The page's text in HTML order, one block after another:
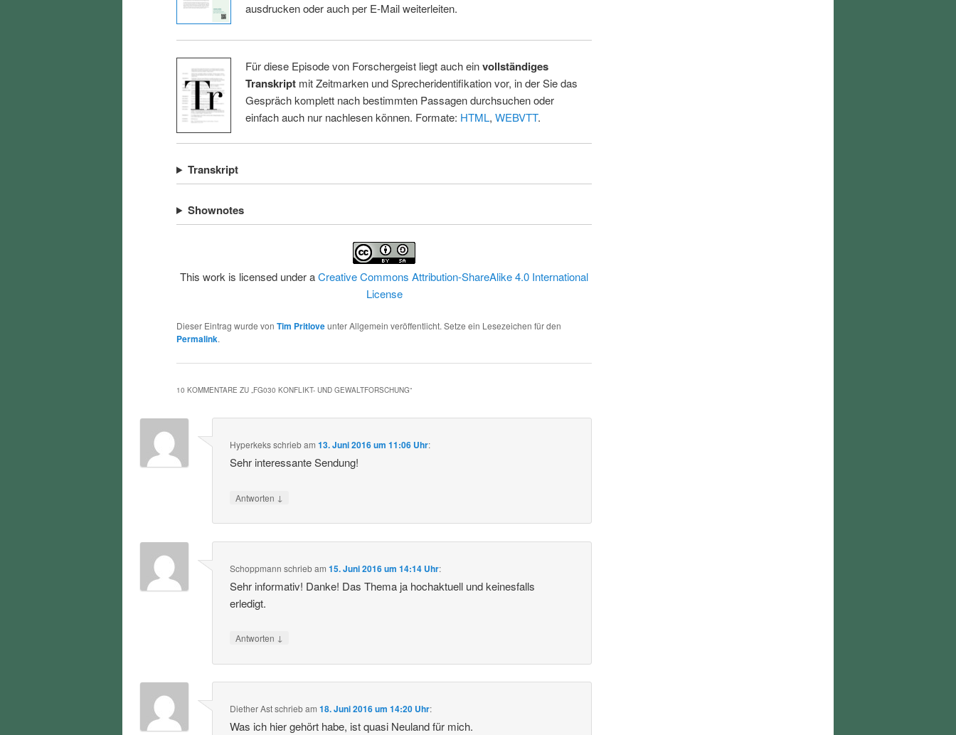
ausdrucken oder auch per E-Mail weiterleiten.
Für diese Episode von Forschergeist liegt auch einvollständiges
Transkriptmit Zeitmarken und Sprecheridentifikation vor, in der Sie das
Gespräch komplett nach bestimmten Passagen durchsuchen oder
einfach auch nur nachlesen können. Formate: HTML, WEBVTT.
Transkript
Shownotes
This work is licensed under aCreative Commons Attribution-ShareAlike 4.0 International
License
Dieser Eintrag wurde von Tim Pritloveunter Allgemein veröffentlicht. Setze ein Lesezeichen für den
Permalink.
10 KOMMENTARE ZU „FG030 KONFLIKT- UND GEWALTFORSCHUNG“
Hyperkeksschriebam13. Juni 2016 um 11:06 Uhr:
Sehr interessante Sendung!
Antworten ↓
Schoppmann schriebam15. Juni 2016 um 14:14 Uhr:
Sehr informativ! Danke! Das Thema ja hochaktuell und keinesfalls
erledigt.
Antworten ↓
Diether Astschriebam18. Juni 2016 um 14:20 Uhr:
Was ich hier gehört habe, ist quasi Neuland für mich.